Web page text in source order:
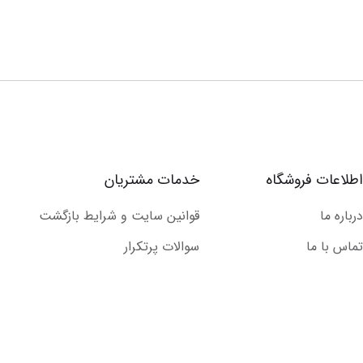
اطلاعات فروشگاه
درباره ما
تماس با ما
خدمات مشتریان
قوانین سایت و شرایط بازگشت
سوالات پرتکرار